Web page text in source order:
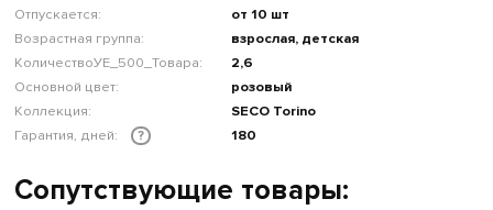
Отпускается:
от 10 шт
Возрастная группа:
взрослая, детская
КоличествоУЕ_500_Товара:
2,6
Основной цвет:
розовый
Коллекция:
SECO Torino
Гарантия, дней:
? 180
Сопутствующие товары: